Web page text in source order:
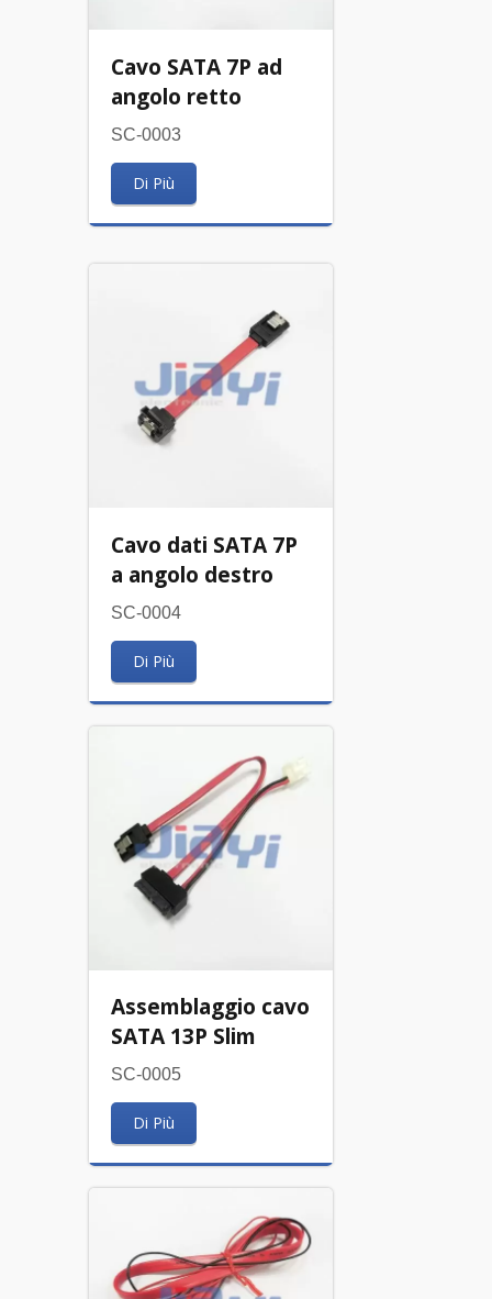
Cavo SATA 7P ad
angolo retto
SC-0003
Di Più
Cavo dati SATA 7P
a angolo destro
SC-0004
Di Più
Assemblaggio cavo
SATA 13P Slim
SC-0005
Di Più